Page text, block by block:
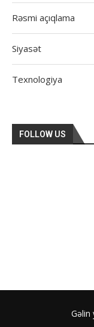
Rəsmi açıqlama
Siyasət
Texnologiya
FOLLOW US
Gəlin